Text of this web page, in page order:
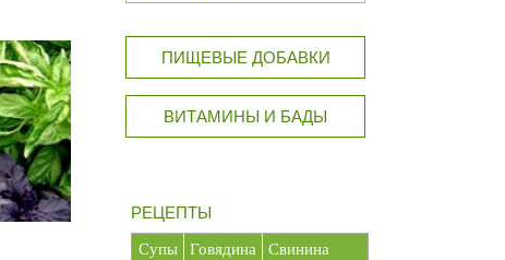
ПИЩЕВЫЕ ДОБАВКИ
ВИТАМИНЫ И БАДЫ
РЕЦЕПТЫ
Супы Говядина Свинина